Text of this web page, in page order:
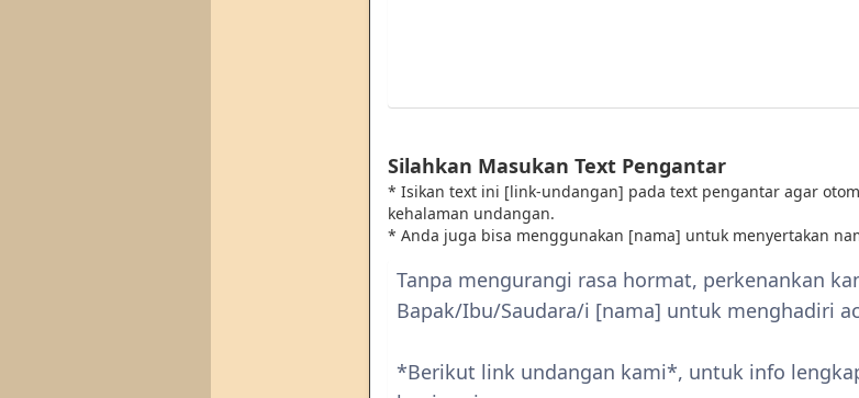
Silahkan Masukan Text Pengantar
* Isikan text ini [link-undangan] pada text pengantar agar
kehalaman undangan.
* Anda juga bisa menggunakan [nama] untuk menyertakan